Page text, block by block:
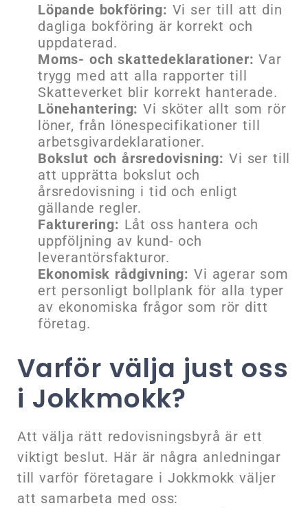
Löpande bokföring: Vi ser till att din
dagliga bokföring är korrekt och
uppdaterad.
Moms- och skattedeklarationer: Var
trygg med att alla rapporter till
Skatteverket blir korrekt hanterade.
Lönehantering: Vi sköter allt som rör
löner, från lönespecifikationer till
arbetsgivardeklarationer.
Bokslut och årsredovisning: Vi ser till
att upprätta bokslut och
årsredovisning i tid och enligt
gällande regler.
Fakturering: Låt oss hantera och
uppföljning av kund- och
leverantörsfakturor.
Ekonomisk rådgivning: Vi agerar som
ert personligt bollplank för alla typer
av ekonomiska frågor som rör ditt
företag.
Varför välja just oss
i Jokkmokk?
Att välja rätt redovisningsbyrå är ett
viktigt beslut. Här är några anledningar
till varför företagare i Jokkmokk väljer
att samarbeta med oss: